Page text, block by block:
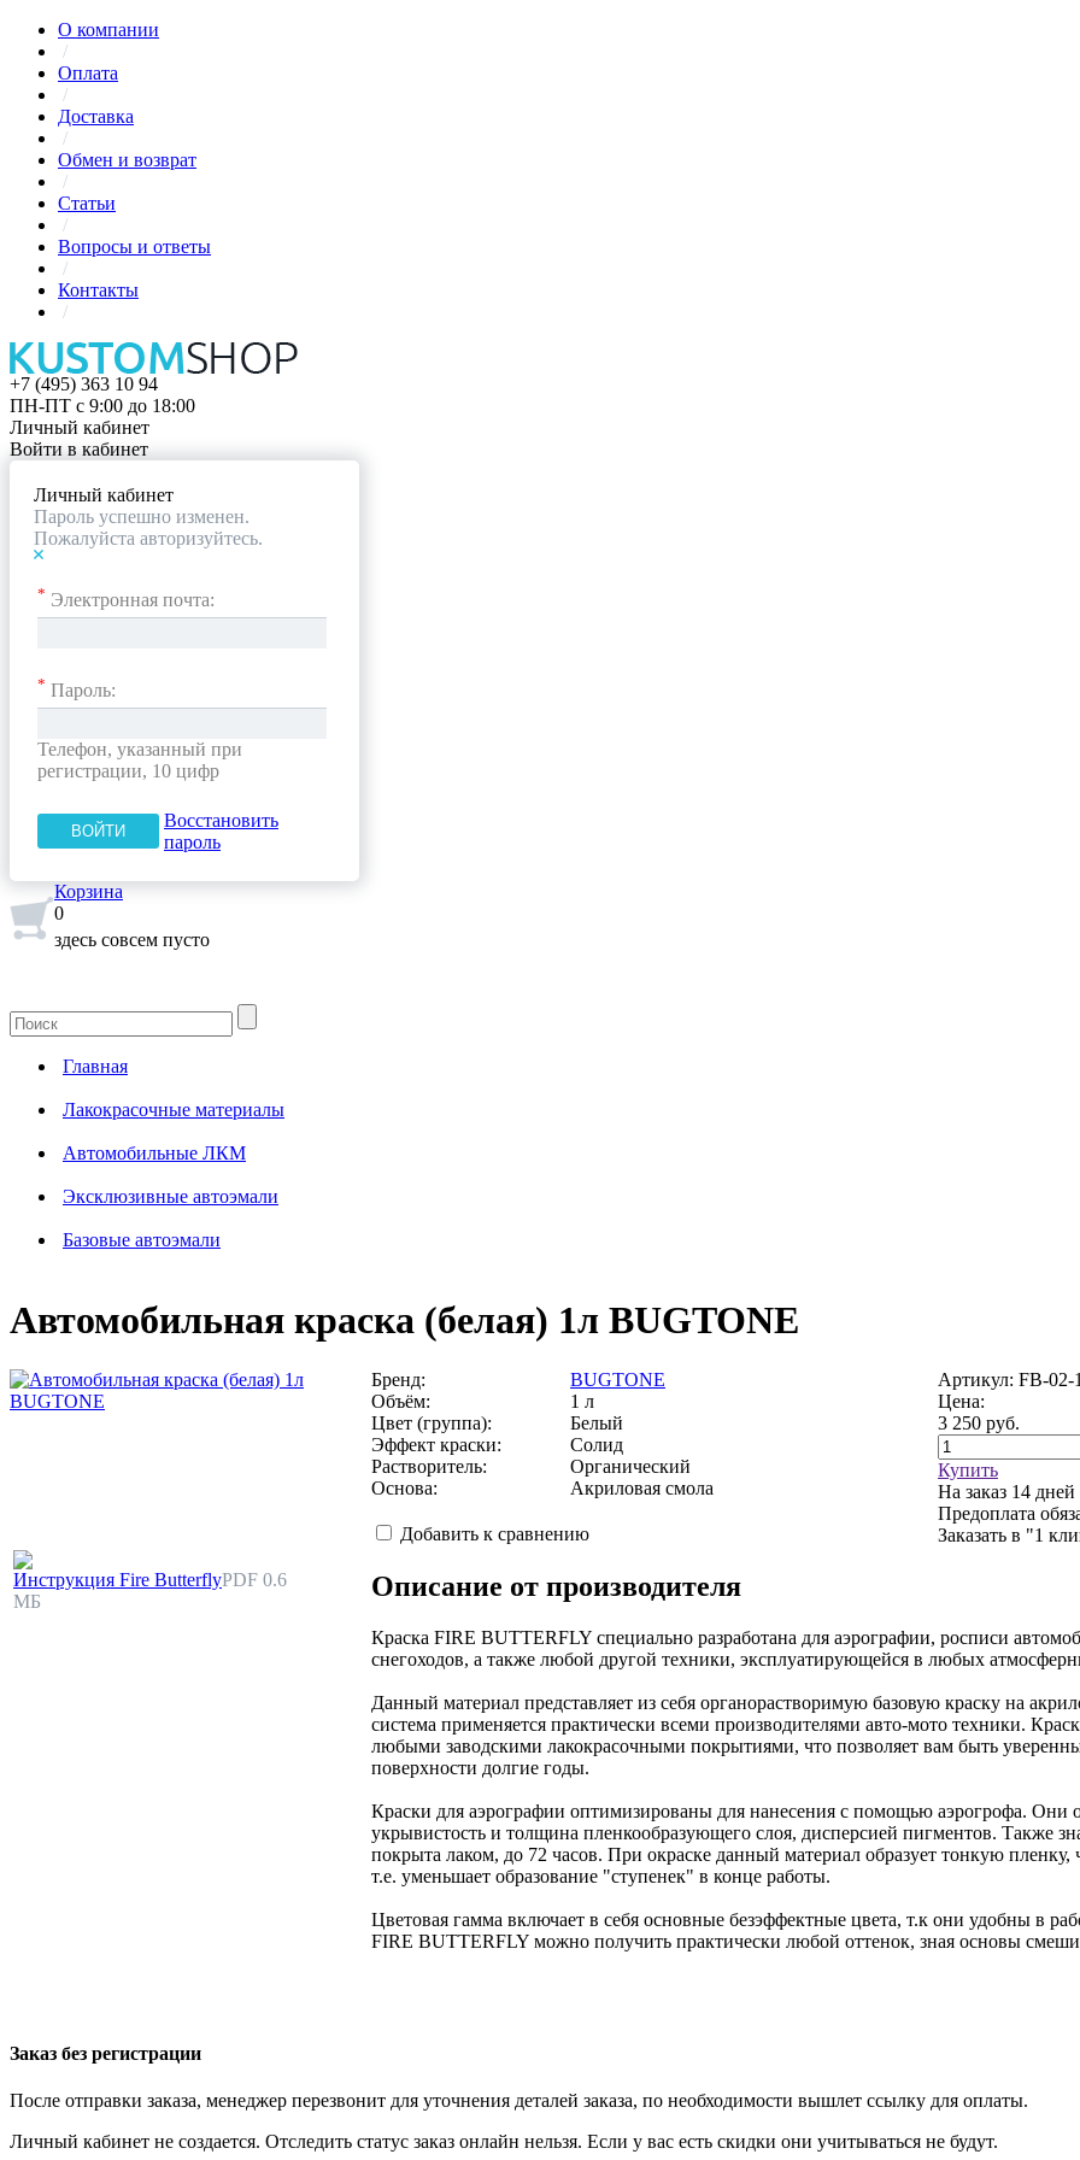
О компании
/
Оплата
/
Доставка
/
Обмен и возврат
/
Статьи
/
Вопросы и ответы
/
Контакты
/
+7 (495) 363 10 94
ПН-ПТ с 9:00 до 18:00
Личный кабинет
Войти в кабинет
Личный кабинет
Пароль успешно изменен.
Пожалуйста авторизуйтесь.
* Электронная почта:
* Пароль:
Телефон, указанный при
регистрации, 10 цифр
Восстановить
пароль
Корзина
0
здесь совсем пусто
Главная
Лакокрасочные материалы
Автомобильные ЛКМ
Эксклюзивные автоэмали
Базовые автоэмали
Автомобильная краска (белая) 1л BUGTONE
Бренд:
BUGTONE
Объём:
1 л
Цвет (группа):
Белый
Эффект краски:
Солид
Растворитель:
Органический
Основа:
Акриловая смола
Добавить к сравнению
Артикул: FB-02-1
Цена:
3 250 руб.
Купить
На заказ 14 дней
Предоплата
Заказать в "1
Инструкция Fire ButterflyPDF 0.6
МБ
Описание от производителя
Краска FIRE BUTTERFLY специально разработана для аэрографии, росписи
снегоходов, а также любой другой техники, эксплуатирующейся в любых
Данный материал представляет из себя органорастворимую базовую краску на
система применяется практически всеми производителями авто-мото техники.
любыми заводскими лакокрасочными покрытиями, что позволяет вам быть
поверхности долгие годы.
Краски для аэрографии оптимизированы для нанесения с помощью аэрогрофа. Они
укрывистость и толщина пленкообразующего слоя, дисперсией пигментов. Также
покрыта лаком, до 72 часов. При окраске данный материал образует тонкую
т.е. уменьшает образование "ступенек" в конце работы.
Цветовая гамма включает в себя основные безэффектные цвета, т.к они удобны в
FIRE BUTTERFLY можно получить практически любой оттенок, зная основы
Заказ без регистрации
После отправки заказа, менеджер перезвонит для уточнения деталей заказа, по необходимости вышлет ссылку для оплаты.
Личный кабинет не создается. Отследить статус заказ онлайн нельзя. Если у вас есть скидки они учитываться не будут.